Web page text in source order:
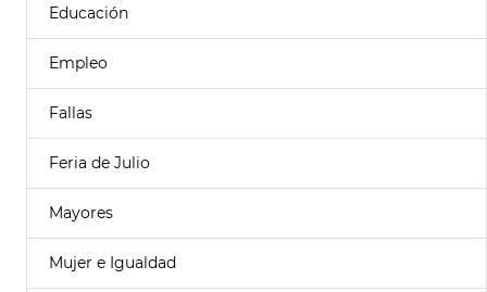
Educación
Empleo
Fallas
Feria de Julio
Mayores
Mujer e Igualdad